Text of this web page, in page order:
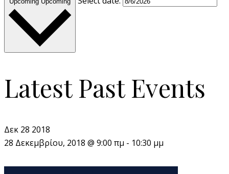
Latest Past Events
Δεκ 28 2018
28 Δεκεμβρίου, 2018 @ 9:00 πμ - 10:30 μμ